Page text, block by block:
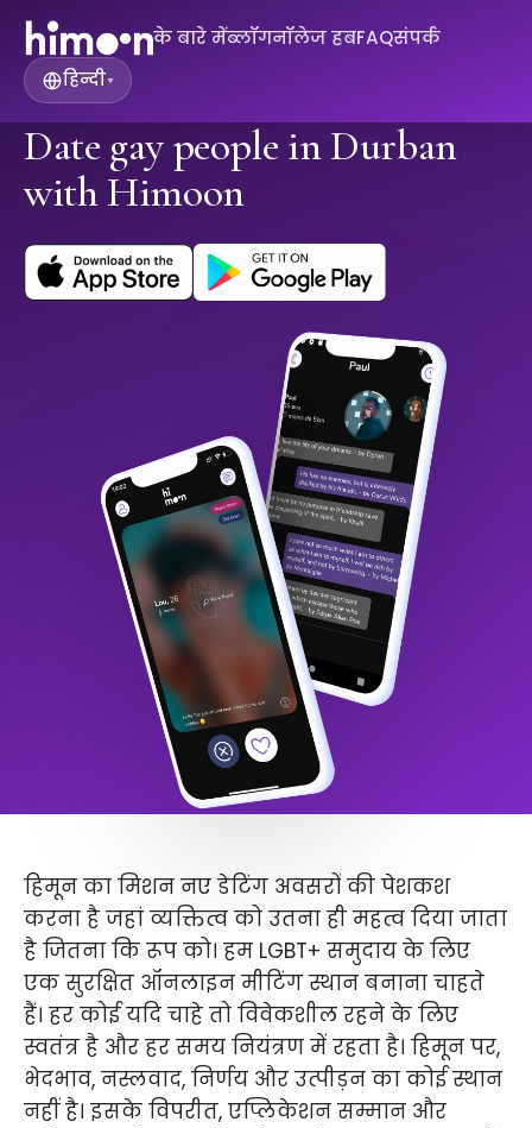
के बारे मेंब्लॉगनॉलेज हबFAQसंपर्क
हिन्दी▾
Date gay people in Durban
with Himoon
हिमून का मिशन नए डेटिंग अवसरों की पेशकश
करना है जहां व्यक्तित्व को उतना ही महत्व दिया जाता
है जितना कि रूप को। हम LGBT+ समुदाय के लिए
एक सुरक्षित ऑनलाइन मीटिंग स्थान बनाना चाहते
हैं। हर कोई यदि चाहे तो विवेकशील रहने के लिए
स्वतंत्र है और हर समय नियंत्रण में रहता है। हिमून पर,
भेदभाव, नस्लवाद, निर्णय और उत्पीड़न का कोई स्थान
नहीं है। इसके विपरीत, एप्लिकेशन सम्मान और